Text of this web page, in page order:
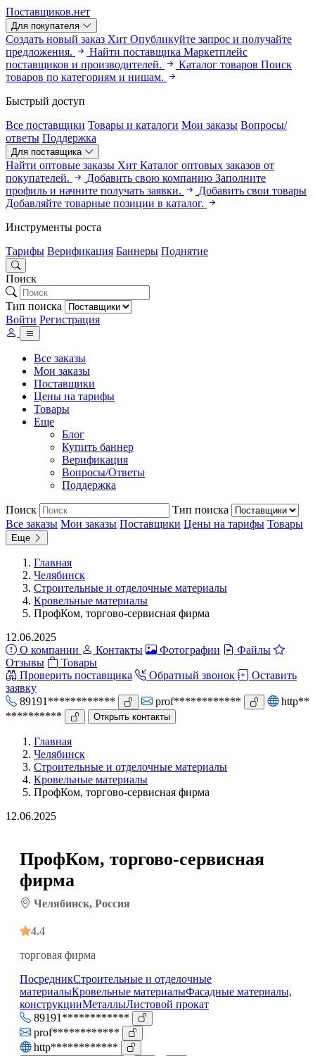
Поставщиков.нет
Для покупателя
Создать новый заказ Хит Опубликуйте запрос и получайте
предложения.
Найти поставщика Маркетплейс
поставщиков и производителей.
Каталог товаров Поиск
товаров по категориям и нишам.
Быстрый доступ
Все поставщики Товары и каталоги Мои заказы Вопросы/
ответы Поддержка
Для поставщика
Найти оптовые заказы Хит Каталог оптовых заказов от
покупателей.
Добавить свою компанию Заполните
профиль и начните получать заявки.
Добавить свои товары
Добавляйте товарные позиции в каталог.
Инструменты роста
Тарифы Верификация Баннеры Поднятие
Поиск
Тип поиска
Войти Регистрация
Все заказы
Мои заказы
Поставщики
Цены на тарифы
Товары
Еще
Блог
Купить баннер
Верификация
Вопросы/Ответы
Поддержка
Поиск
Тип поиска
Все заказы Мои заказы Поставщики Цены на тарифы Товары
Еще
Главная
Челябинск
Строительные и отделочные материалы
Кровельные материалы
ПрофКом, торгово-сервисная фирма
12.06.2025
О компании
Контакты Фотографии
Файлы
Отзывы
Товары
Проверить поставщика
Обратный звонок
Оставить
заявку
89191************
prof************
http**
**********
Открыть контакты
Главная
Челябинск
Строительные и отделочные материалы
Кровельные материалы
ПрофКом, торгово-сервисная фирма
12.06.2025
ПрофКом, торгово-сервисная
фирма
Челябинск, Россия
4.4
торговая фирма
ПосредникСтроительные и отделочные
материалыКровельные материалыФасадные материалы,
конструкцииМеталлыЛистовой прокат
89191************
prof************
http************